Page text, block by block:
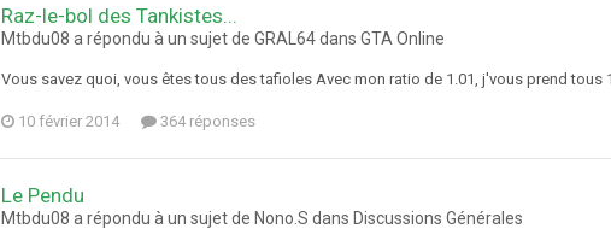
Raz-le-bol des Tankistes...
Mtbdu08 a répondu à un sujet de GRAL64 dans GTA Online
Vous savez quoi, vous êtes tous des tafioles Avec mon ratio de 1.01, j'vous prend
10 février 2014 364 réponses
Le Pendu
Mtbdu08 a répondu à un sujet de Nono.S dans Discussions Générales